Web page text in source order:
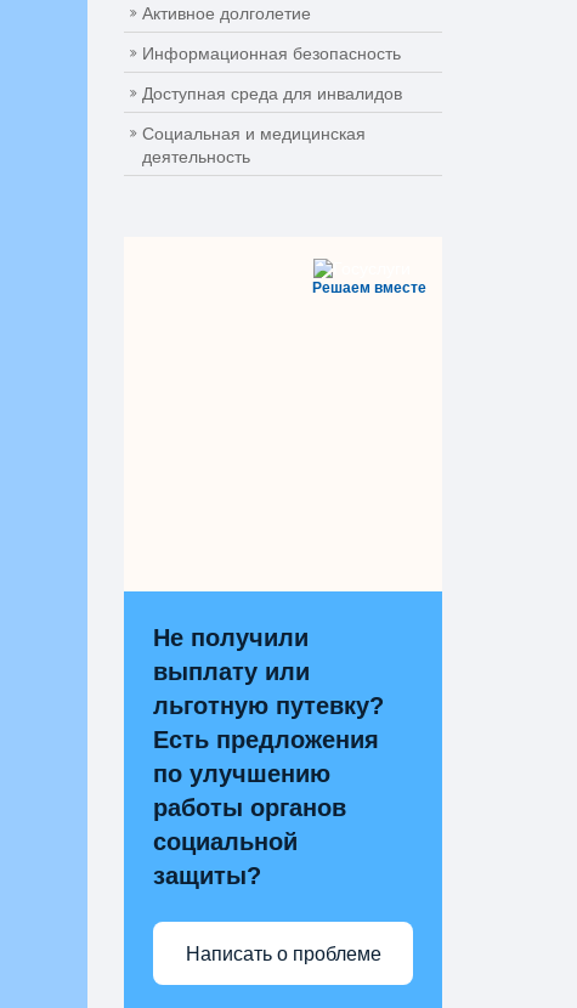
Активное долголетие
Информационная безопасность
Доступная среда для инвалидов
Социальная и медицинская
деятельность
Решаем вместе
Не получили
выплату или
льготную путевку?
Есть предложения
по улучшению
работы органов
социальной
защиты?
Написать о проблеме